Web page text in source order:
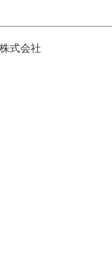
式会社